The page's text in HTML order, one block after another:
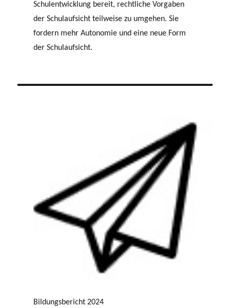
Schulentwicklung bereit, rechtliche Vorgaben
der Schulaufsicht teilweise zu umgehen. Sie
fordern mehr Autonomie und eine neue Form
der Schulaufsicht.
Bildungsbericht 2024